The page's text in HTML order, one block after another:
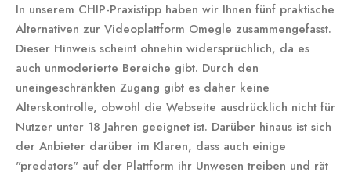
In unserem CHIP-Praxistipp haben wir Ihnen fünf praktische
Alternativen zur Videoplattform Omegle zusammengefasst.
Dieser Hinweis scheint ohnehin widersprüchlich, da es
auch unmoderierte Bereiche gibt. Durch den
uneingeschränkten Zugang gibt es daher keine
Alterskontrolle, obwohl die Webseite ausdrücklich nicht für
Nutzer unter 18 Jahren geeignet ist. Darüber hinaus ist sich
der Anbieter darüber im Klaren, dass auch einige
"predators" auf der Plattform ihr Unwesen treiben und rät